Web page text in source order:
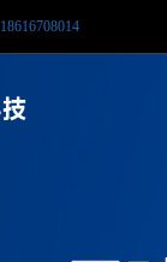
18616708014